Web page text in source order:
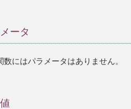
ータ
数にはパラメータはありません。